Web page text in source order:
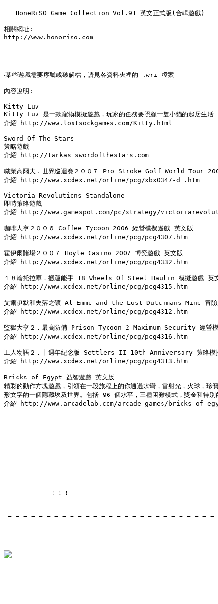
   HoneRiSO Game Collection Vol.91 英文正式版(合輯遊戲)
相關網址:
http://www.honeriso.com
‧某些遊戲需要序號或破解檔，請見各資料夾裡的 .wri 檔案
內容說明:
Kitty Luv
Kitty Luv 是一款寵物模擬遊戲，玩家的任務要照顧一隻小貓的起居生活
介紹 http://www.lostsockgames.com/Kitty.html
Sword Of The Stars
策略遊戲
介紹 http://tarkas.swordofthestars.com
職業高爾夫．世界巡迴賽２００７ Pro Stroke Golf World Tour
介紹 http://www.xcdex.net/online/pcg/xbx0347-d1.htm
Victoria Revolutions Standalone
即時策略遊戲
介紹 http://www.gamespot.com/pc/strategy/
咖啡大亨２００６ Coffee Tycoon 2006 經營模擬遊戲 英文版
介紹 http://www.xcdex.net/online/pcg/pcg4307.htm
霍伊爾賭場２００７ Hoyle Casino 2007 博奕遊戲 英文版
介紹 http://www.xcdex.net/online/pcg/pcg4332.htm
１８輪托拉庫．搬運能手 18 Wheels Of Steel Haulin 模擬遊戲 英
介紹 http://www.xcdex.net/online/pcg/pcg4315.htm
艾爾伊默和失落之礦 Al Emmo and the Lost Dutchmans Mine 冒險
介紹 http://www.xcdex.net/online/pcg/pcg4312.htm
監獄大亨２．最高防備 Prison Tycoon 2 Maximum Security 經營模
介紹 http://www.xcdex.net/online/pcg/pcg4316.htm
工人物語２．十週年紀念版 Settlers II 10th Anniversary 策略模
介紹 http://www.xcdex.net/online/pcg/pcg4313.htm
Bricks of Egypt 益智遊戲 英文版
精彩的動作方塊遊戲，引領在一段旅程上的你通過水彎，雷射光，火球，珍
形文字的一個隱藏埃及世界。包括 96 個水平，三種困難模式，獎金和特別
介紹 http://www.arcadelab.com/arcade-games/bricks-of-
            ！！！
-=-=-=-=-=-=-=-=-=-=-=-=-=-=-=-=-=-=-=-=-=-=-=-=-=-=-